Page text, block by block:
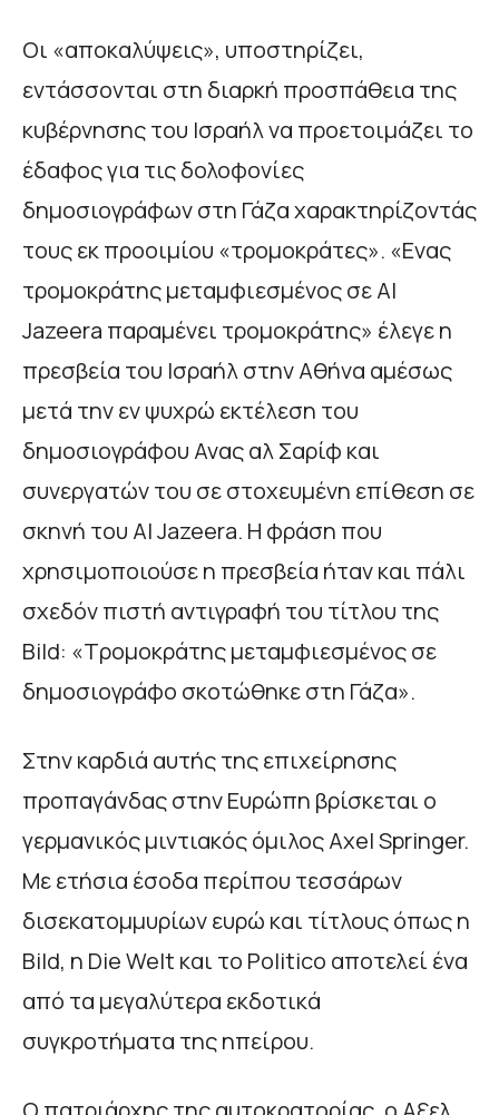
Οι «αποκαλύψεις», υποστηρίζει,
εντάσσονται στη διαρκή προσπάθεια της
κυβέρνησης του Ισραήλ να προετοιμάζει το
έδαφος για τις δολοφονίες
δημοσιογράφων στη Γάζα χαρακτηρίζοντάς
τους εκ προοιμίου «τρομοκράτες». «Ενας
τρομοκράτης μεταμφιεσμένος σε Al
Jazeera παραμένει τρομοκράτης» έλεγε η
πρεσβεία του Ισραήλ στην Αθήνα αμέσως
μετά την εν ψυχρώ εκτέλεση του
δημοσιογράφου Ανας αλ Σαρίφ και
συνεργατών του σε στοχευμένη επίθεση σε
σκηνή του Al Jazeera. H φράση που
χρησιμοποιούσε η πρεσβεία ήταν και πάλι
σχεδόν πιστή αντιγραφή του τίτλου της
Bild: «Τρομοκράτης μεταμφιεσμένος σε
δημοσιογράφο σκοτώθηκε στη Γάζα».
Στην καρδιά αυτής της επιχείρησης
προπαγάνδας στην Ευρώπη βρίσκεται ο
γερμανικός μιντιακός όμιλος Axel Springer.
Με ετήσια έσοδα περίπου τεσσάρων
δισεκατομμυρίων ευρώ και τίτλους όπως η
Bild, η Die Welt και το Politico αποτελεί ένα
από τα μεγαλύτερα εκδοτικά
συγκροτήματα της ηπείρου.